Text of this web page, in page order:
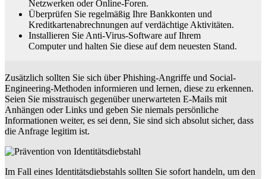
Netzwerken oder Online-Foren.
Überprüfen Sie regelmäßig Ihre Bankkonten und
Kreditkartenabrechnungen auf verdächtige Aktivitäten.
Installieren Sie Anti-Virus-Software auf Ihrem
Computer und halten Sie diese auf dem neuesten Stand.
Zusätzlich sollten Sie sich über Phishing-Angriffe und Social-
Engineering-Methoden informieren und lernen, diese zu erkennen.
Seien Sie misstrauisch gegenüber unerwarteten E-Mails mit
Anhängen oder Links und geben Sie niemals persönliche
Informationen weiter, es sei denn, Sie sind sich absolut sicher, dass
die Anfrage legitim ist.
Im Fall eines Identitätsdiebstahls sollten Sie sofort handeln, um den